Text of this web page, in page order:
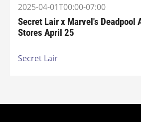
2025-04-01T00:00-07:00
Secret Lair x Marvel's Deadpool
Stores April 25
Secret Lair